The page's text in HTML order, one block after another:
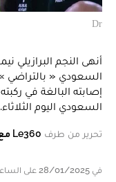
Dr
أنهى النجم البرازيلي
إصابته البالغة في
السعودي اليوم الثلاثاء.
تحرير من طرف Le360 مع أ.ف.ب
في 28/01/2025 على الساعة 06:30